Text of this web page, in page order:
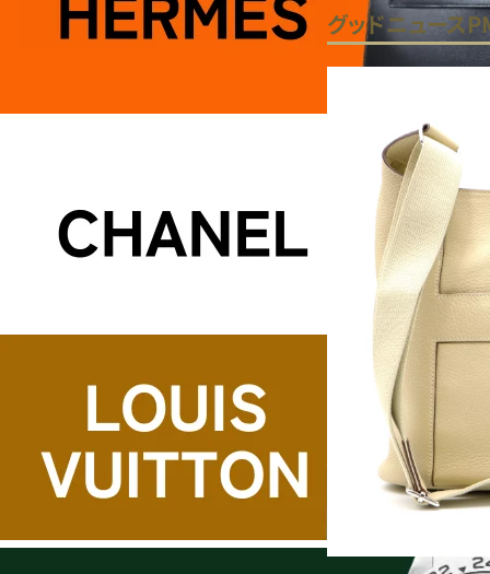
グッドニュース